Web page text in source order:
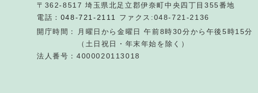
〒362-8517 埼玉県北足立郡伊奈町中央四丁目355番地
電話： 048-721-2111
ファクス:048-721-2136
開庁時間：
月曜日から金曜日 午前8時30分から午後5時15分
（土日祝日・年末年始を除く）
法人番号：4000020113018